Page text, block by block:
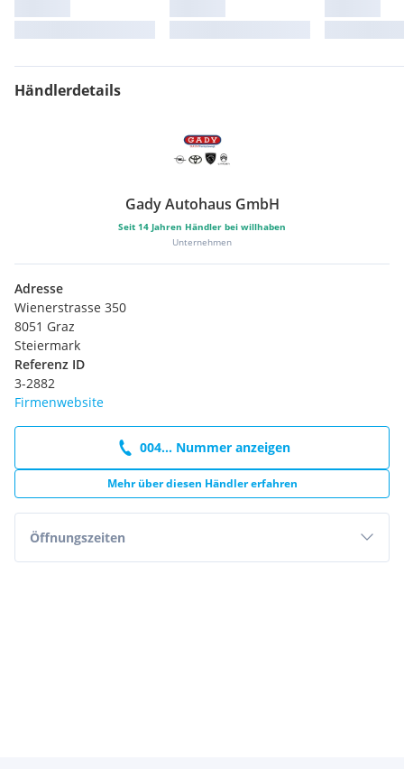
Händlerdetails
Gady Autohaus GmbH
Seit 14 Jahren Händler bei willhaben
Unternehmen
Adresse
Wienerstrasse 350
8051 Graz
Steiermark
Referenz ID
3-2882
Firmenwebsite
004... Nummer anzeigen
Mehr über diesen Händler erfahren
Öffnungszeiten